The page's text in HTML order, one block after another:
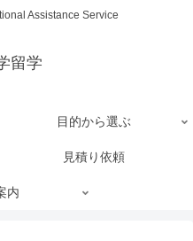
Assistance Service
留学
目的から選ぶ
見積り依頼
内